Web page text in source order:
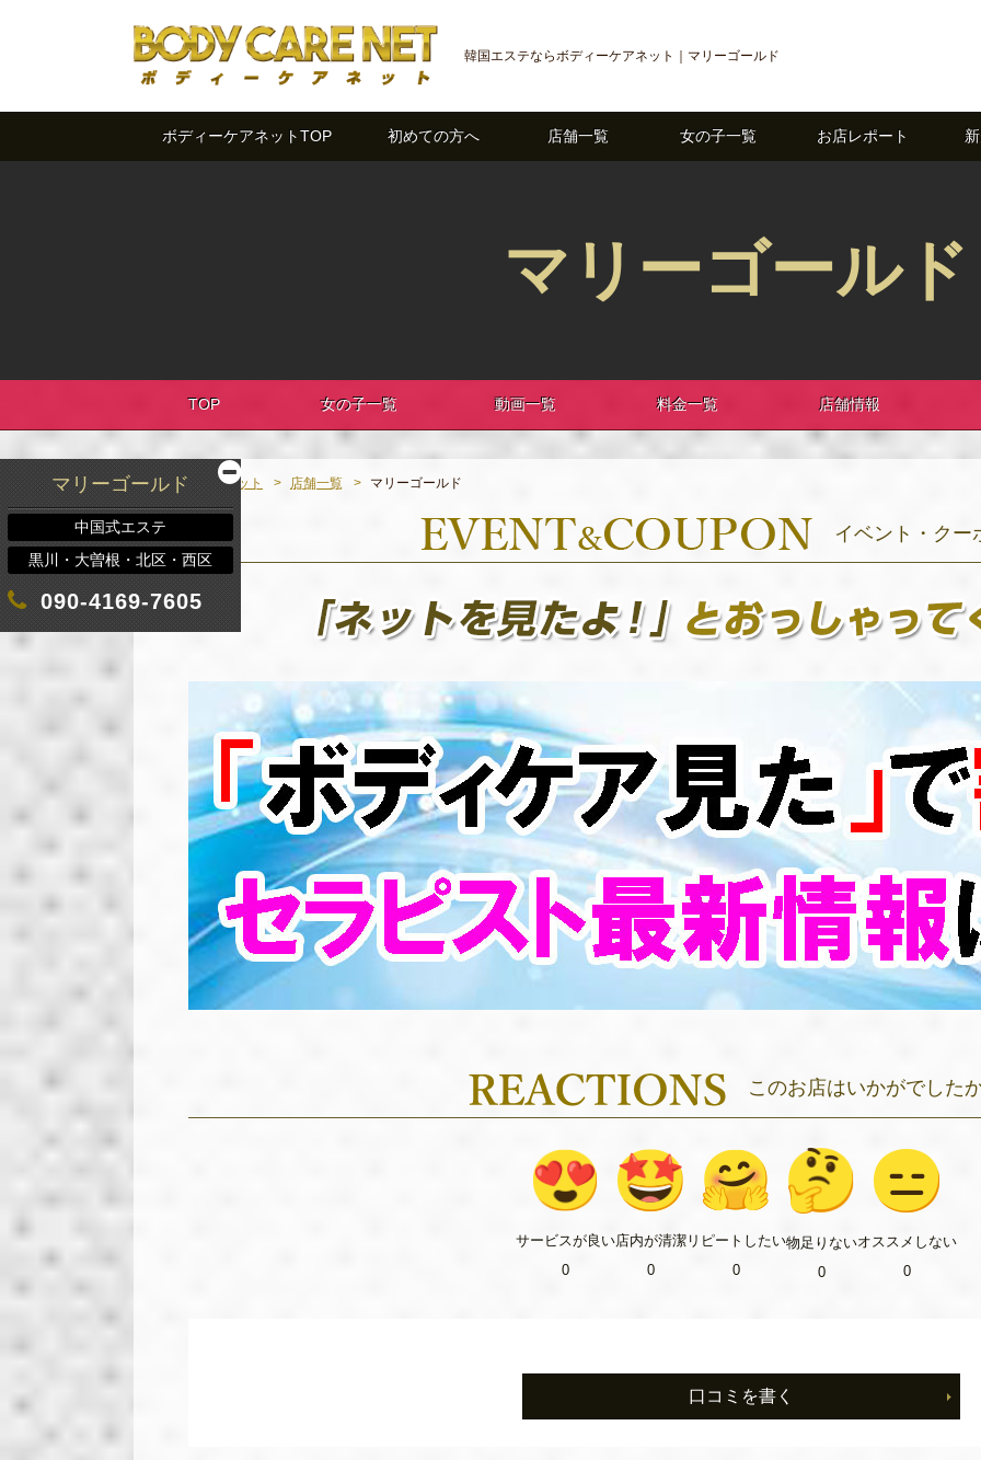
韓国エステならボディーケアネット｜マリーゴールド
ボディーケアネットTOP 初めての方へ 店舗一覧 女の子一覧 お店レポート
マリーゴールド
TOP 女の子一覧 動画一覧 料金一覧 店舗情報
マリーゴールド
中国式エステ
黒川・大曽根・北区・西区
090-4169-7605
ボディーケアネット 店舗一覧 マリーゴールド
イベント・クー
このお店はいかがでした
サービスが良い
0
店内が清潔
0
リピート したい
0
物足り ない
0
オススメ しない
0
口コミを書く